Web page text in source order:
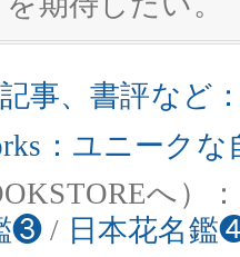
事、書評など
：ユニーク
へ）
❸ / 日本花名鑑